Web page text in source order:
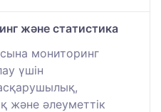
және статистика
мониторинг
үшін
және әлеуметтік